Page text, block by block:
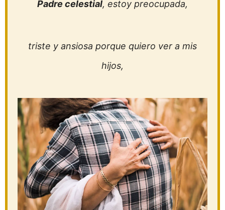
Padre celestial, estoy preocupada,
triste y ansiosa porque quiero ver a mis
hijos,